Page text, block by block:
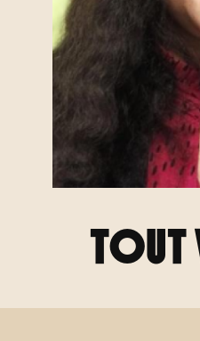
TOUT